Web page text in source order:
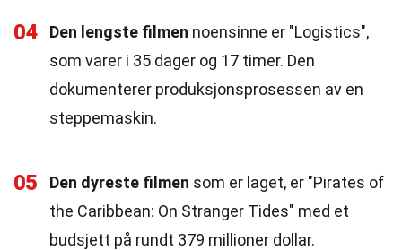
04 Den lengste filmen noensinne er "Logistics",
som varer i 35 dager og 17 timer. Den
dokumenterer produksjonsprosessen av en
steppemaskin.
05 Den dyreste filmen som er laget, er "Pirates of
the Caribbean: On Stranger Tides" med et
budsjett på rundt 379 millioner dollar.